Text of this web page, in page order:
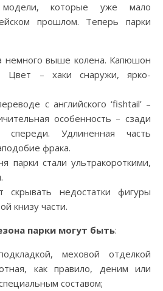
которые уже мало
прошлом. Теперь парки
немного выше колена. Капюшон
Цвет – хаки снаружи, ярко-
с английского ‘fishtail’ –
особенность – сзади
Удлиненная часть
фрака.
парки стали ультракороткими,
скрывать недостатки фигуры
книзу части.
парки могут быть:
меховой отделкой
как правило, деним или
составом;